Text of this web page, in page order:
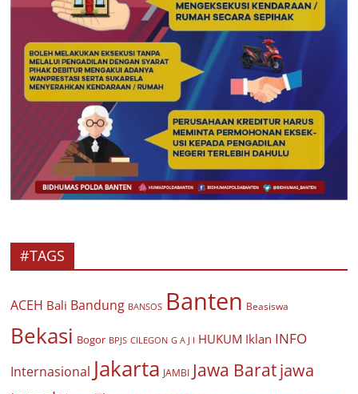
#TAGS
ACEH Bali Bandung BANSOS Banten Beasiswa
Bekasi Bogor BPJS CILEGON G A J I HUKUM Iklan INFO
Internasional Jakarta JAMBI Jawa Baratjawa